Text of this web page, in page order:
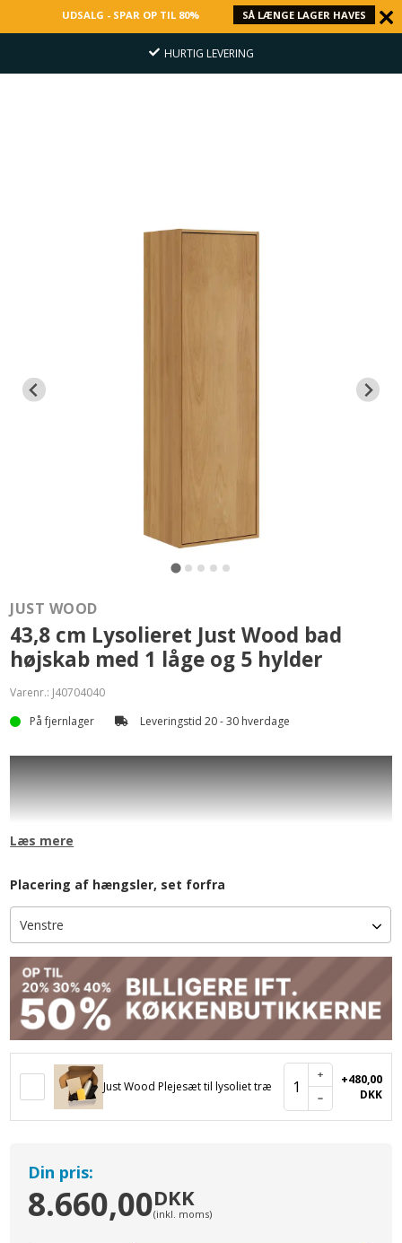
UDSALG - SPAR OP TIL 80% SÅ LÆNGE LAGER HAVES
HURTIG LEVERING
JUST WOOD
43,8 cm Lysolieret Just Wood bad
højskab med 1 låge og 5 hylder
Varenr.: J40704040
På fjernlager
Leveringstid 20 - 30 hverdage
Just Wood Snedker Bad Højskab er et stilrent højskab til dig der
mangler ekstra opbevaring på dit badeværelse. En kombination af
træ og klinker på dit badeværelsesgulv vil give et flot udtryk, og
og hvad du ellers gerne vil have gemt lidt væk. Skabets låge
åbnes med et enkelt tryk med den indbyggede push funktion.
Læs mere
Placering af hængsler, set forfra
Just Wood Plejesæt til lysoliet træ 1
+480,00
DKK
Din pris:
8.660,00DKK
(inkl. moms)